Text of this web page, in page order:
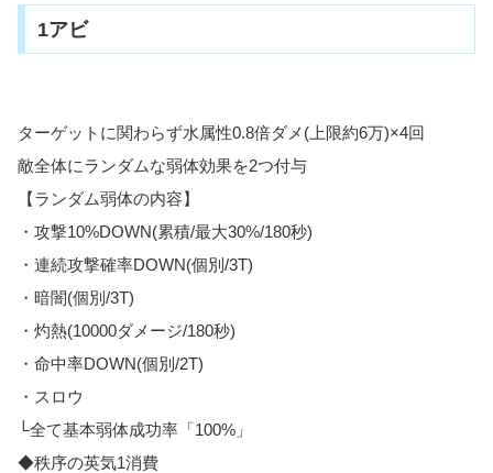
1アビ
ターゲットに関わらず水属性0.8倍ダメ(上限約6万)×4回
敵全体にランダムな弱体効果を2つ付与
【ランダム弱体の内容】
・攻撃10%DOWN(累積/最大30%/180秒)
・連続攻撃確率DOWN(個別/3T)
・暗闇(個別/3T)
・灼熱(10000ダメージ/180秒)
・命中率DOWN(個別/2T)
・スロウ
└全て基本弱体成功率「100%」
◆秩序の英気1消費